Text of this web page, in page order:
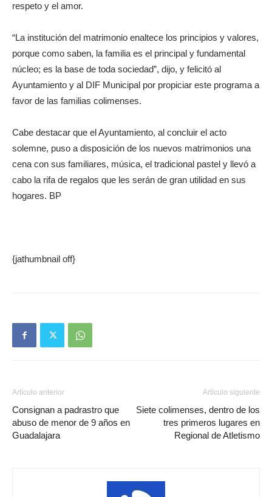
respeto y el amor.
“La institución del matrimonio enaltece los principios y valores,
porque como saben, la familia es el principal y fundamental
núcleo; es la base de toda sociedad”, dijo, y felicitó al
Ayuntamiento y al DIF Municipal por propiciar este programa a
favor de las familias colimenses.
Cabe destacar que el Ayuntamiento, al concluir el acto
solemne, puso a disposición de los nuevos matrimonios una
cena con sus familiares, música, el tradicional pastel y llevó a
cabo la rifa de regalos que les serán de gran utilidad en sus
hogares. BP
{jathumbnail off}
Artículo anterior
Consignan a padrastro que
abuso de menor de 9 años en
Guadalajara
Artículo siguiente
Siete colimenses, dentro de los
tres primeros lugares en
Regional de Atletismo